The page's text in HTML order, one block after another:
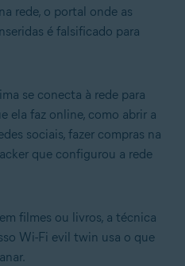
rede, o portal onde as
é falsificado para
se conecta à rede para
ela faz online, como abrir a
sociais, fazer compras na
que configurou a rede
filmes ou livros, a técnica
Wi-Fi evil twin usa o que